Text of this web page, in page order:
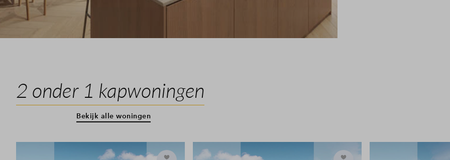
2 onder 1 kapwoningen
Bekijk alle woningen